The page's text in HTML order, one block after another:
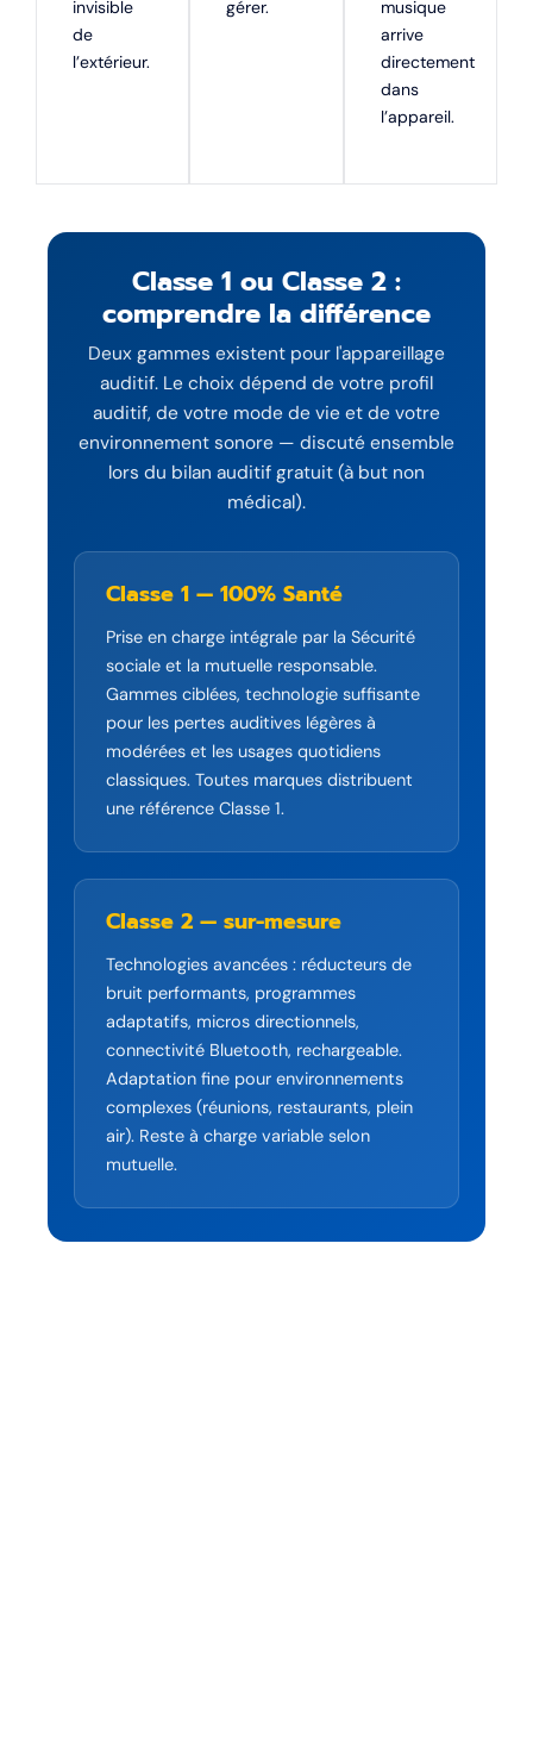
invisible
de
l’extérieur.
gérer.
musique
arrive
directement
dans
l’appareil.
Classe 1 ou Classe 2 :
comprendre la différence
Deux gammes existent pour l'appareillage
auditif. Le choix dépend de votre profil
auditif, de votre mode de vie et de votre
environnement sonore — discuté ensemble
lors du bilan auditif gratuit (à but non
médical).
Classe 1 — 100% Santé
Prise en charge intégrale par la Sécurité
sociale et la mutuelle responsable.
Gammes ciblées, technologie suffisante
pour les pertes auditives légères à
modérées et les usages quotidiens
classiques. Toutes marques distribuent
une référence Classe 1.
Classe 2 — sur-mesure
Technologies avancées : réducteurs de
bruit performants, programmes
adaptatifs, micros directionnels,
connectivité Bluetooth, rechargeable.
Adaptation fine pour environnements
complexes (réunions, restaurants, plein
air). Reste à charge variable selon
mutuelle.